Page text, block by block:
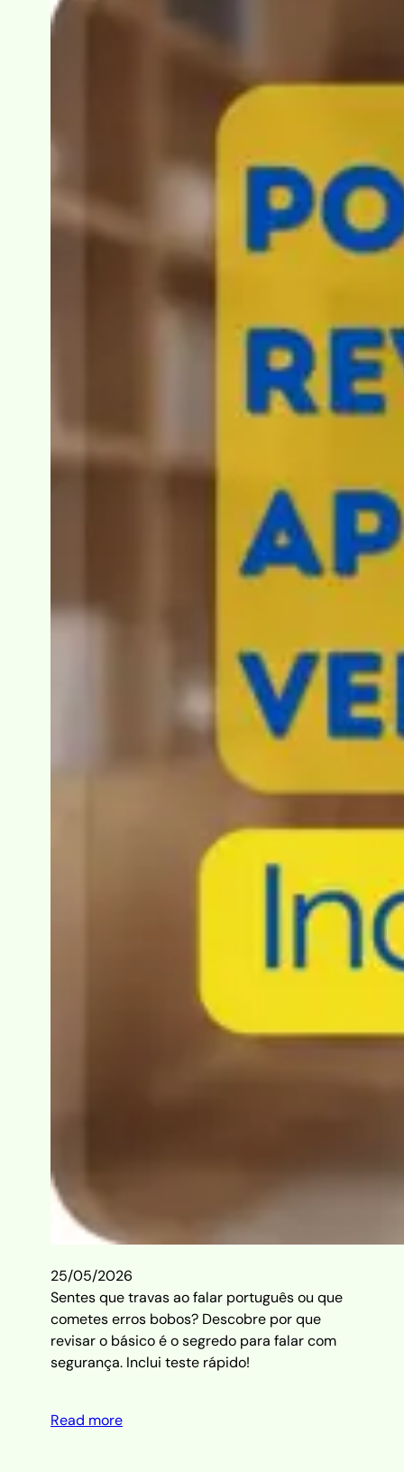
25/05/2026
Sentes que travas ao falar português ou que
cometes erros bobos? Descobre por que
revisar o básico é o segredo para falar com
segurança. Inclui teste rápido!
Read more